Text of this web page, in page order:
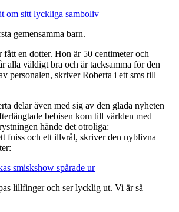
om sitt lyckliga samboliv
gemensamma barn.
en dotter. Hon är 50 centimeter och
alla väldigt bra och är tacksamma för den
personalen, skriver Roberta i ett sms till
delar även med sig av den glada nyheten
bebisen kom till världen med
hände det otroliga:
fniss och ett illvrål, skriver den nyblivna
smiskshow spårade ur
lillfinger och ser lycklig ut. Vi är så